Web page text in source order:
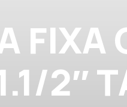
FIXA
2″